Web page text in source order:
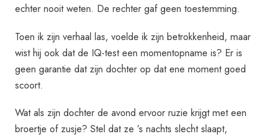
echter nooit weten. De rechter gaf geen toestemming.
Toen ik zijn verhaal las, voelde ik zijn betrokkenheid, maar
wist hij ook dat de IQ-test een momentopname is? Er is
geen garantie dat zijn dochter op dat ene moment goed
scoort.
Wat als zijn dochter de avond ervoor ruzie krijgt met een
broertje of zusje? Stel dat ze ’s nachts slecht slaapt,